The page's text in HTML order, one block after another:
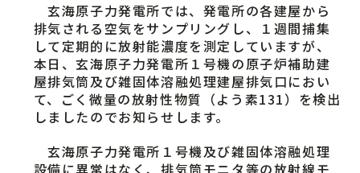
玄海原子力発電所では、発電所の各建屋から
排気される空気をサンプリングし、１週間捕集
して定期的に放射能濃度を測定していますが、
本日、玄海原子力発電所１号機の原子炉補助建
屋排気筒及び雑固体溶融処理建屋排気口におい
て、ごく微量の放射性物質（よう素131）を検出
しましたのでお知らせします。
玄海原子力発電所１号機及び雑固体溶融処理